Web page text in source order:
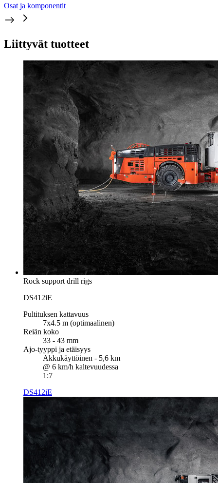
Osat ja komponentit
Liittyvät tuotteet
Rock support drill rigs
DS412iE
Pultituksen kattavuus
7x4.5 m (optimaalinen)
Reiän koko
33 - 43 mm
Ajo-tyyppi ja etäisyys
Akkukäyttöinen - 5,6 km
@ 6 km/h kaltevuudessa
1:7
DS412iE